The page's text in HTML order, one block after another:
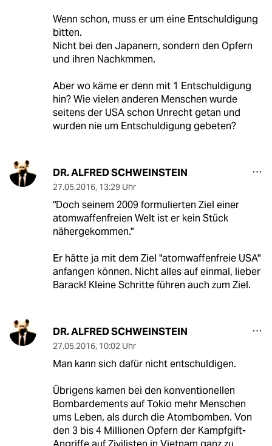
Wenn schon, muss er um eine Entschuldigung
bitten.
Nicht bei den Japanern, sondern den Opfern
und ihren Nachkmmen.
Aber wo käme er denn mit 1 Entschuldigung
hin? Wie vielen anderen Menschen wurde
seitens der USA schon Unrecht getan und
wurden nie um Entschuldigung gebeten?
DR. ALFRED SCHWEINSTEIN
27.05.2016, 13:29 Uhr
"Doch seinem 2009 formulierten Ziel einer
atomwaffenfreien Welt ist er kein Stück
nähergekommen."
Er hätte ja mit dem Ziel "atomwaffenfreie USA"
anfangen können. Nicht alles auf einmal, lieber
Barack! Kleine Schritte führen auch zum Ziel.
DR. ALFRED SCHWEINSTEIN
27.05.2016, 10:02 Uhr
Man kann sich dafür nicht entschuldigen.
Übrigens kamen bei den konventionellen
Bombardements auf Tokio mehr Menschen
ums Leben, als durch die Atombomben. Von
den 3 bis 4 Millionen Opfern der Kampfgift-